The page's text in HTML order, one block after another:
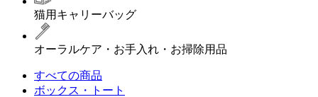
猫用キャリーバッグ
オーラルケア・お手入れ・お掃除用品
すべての商品
ボックス・トート